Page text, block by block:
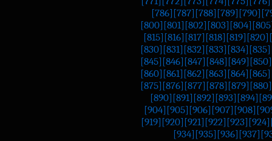
[786] [787] [788] [789] [790]
[800] [801] [802] [803] [804]
[815] [816] [817] [818] [819] [820]
[830] [831] [832] [833] [834] [835]
[845] [846] [847] [848] [849] [850]
[860] [861] [862] [863] [864] [865]
[875] [876] [877] [878] [879] [880]
[890] [891] [892] [893] [894]
[904] [905] [906] [907] [908]
[919] [920] [921] [922] [923] [924]
[934] [935] [936] [937]